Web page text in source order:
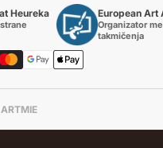
Heureka European Art
Organizator
takmičenja